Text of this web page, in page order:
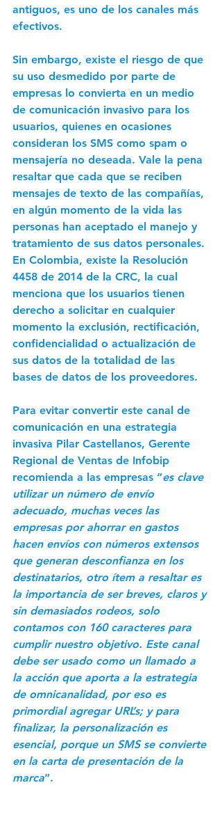
antiguos, es uno de los canales más
efectivos.
Sin embargo, existe el riesgo de que
su uso desmedido por parte de
empresas lo convierta en un medio
de comunicación invasivo para los
usuarios, quienes en ocasiones
consideran los SMS como spam o
mensajería no deseada. Vale la pena
resaltar que cada que se reciben
mensajes de texto de las compañías,
en algún momento de la vida las
personas han aceptado el manejo y
tratamiento de sus datos personales.
En Colombia, existe la Resolución
4458 de 2014 de la CRC, la cual
menciona que los usuarios tienen
derecho a solicitar en cualquier
momento la exclusión, rectificación,
confidencialidad o actualización de
sus datos de la totalidad de las
bases de datos de los proveedores.
Para evitar convertir este canal de
comunicación en una estrategia
invasiva Pilar Castellanos, Gerente
Regional de Ventas de Infobip
recomienda a las empresas “es clave
utilizar un número de envío
adecuado, muchas veces las
empresas por ahorrar en gastos
hacen envíos con números extensos
que generan desconfianza en los
destinatarios, otro ítem a resaltar es
la importancia de ser breves, claros y
sin demasiados rodeos, solo
contamos con 160 caracteres para
cumplir nuestro objetivo. Este canal
debe ser usado como un llamado a
la acción que aporta a la estrategia
de omnicanalidad, por eso es
primordial agregar URL’s; y para
finalizar, la personalización es
esencial, porque un SMS se convierte
en la carta de presentación de la
marca”.